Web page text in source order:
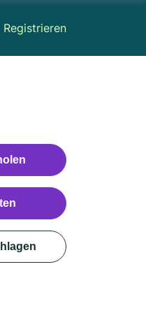
Registrieren